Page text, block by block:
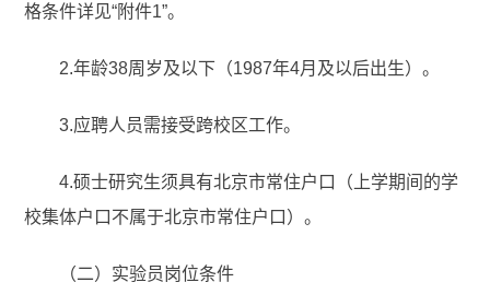
格条件详见“附件1”。
2.年龄38周岁及以下（1987年4月及以后出生）。
3.应聘人员需接受跨校区工作。
4.硕士研究生须具有北京市常住户口（上学期间的学
校集体户口不属于北京市常住户口）。
（二）实验员岗位条件